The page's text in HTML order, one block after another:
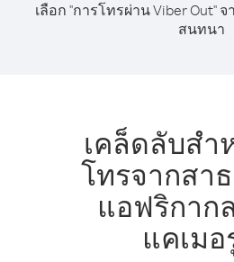
เลือก "การโทรผ่าน Viber Out"
สนทนา
เคล็ดลับสำ
โทรจากสา
แอฟริกาก
แคเม